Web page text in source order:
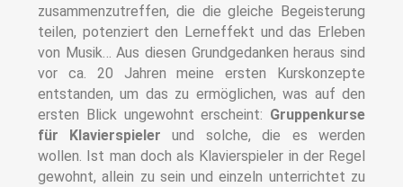
zusammenzutreffen, die die gleiche Begeisterung
teilen, potenziert den Lerneffekt und das Erleben
von Musik… Aus diesen Grundgedanken heraus sind
vor ca. 20 Jahren meine ersten Kurskonzepte
entstanden, um das zu ermöglichen, was auf den
ersten Blick ungewohnt erscheint: Gruppenkurse
für Klavierspieler und solche, die es werden
wollen. Ist man doch als Klavierspieler in der Regel
gewohnt, allein zu sein und einzeln unterrichtet zu